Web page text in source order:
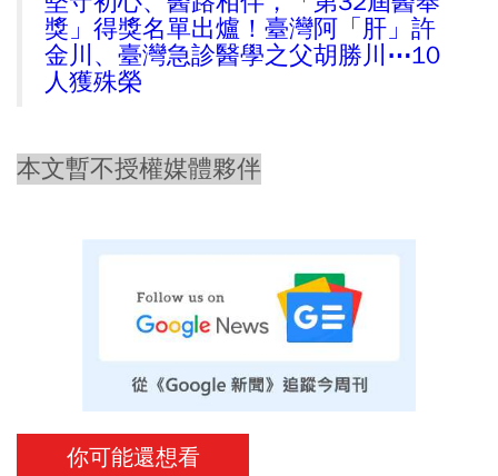
獎」得獎名單出爐！臺灣阿「肝」許
金川、臺灣急診醫學之父胡勝川⋯10
人獲殊榮
本文暫不授權媒體夥伴
你可能還想看